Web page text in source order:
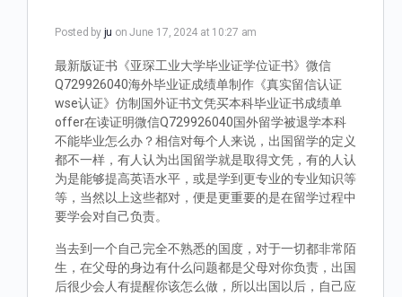
Posted by ju on June 17, 2024 at 10:27 am
最新版证书《亚琛工业大学毕业证学位证书》微信
Q729926040海外毕业证成绩单制作《真实留信认证
wse认证》仿制国外证书文凭买本科毕业证书成绩单
offer在读证明微信Q729926040国外留学被退学本科
不能毕业怎么办？相信对每个人来说，出国留学的定义
都不一样，有人认为出国留学就是取得文凭，有的人认
为是能够提高英语水平，或是学到更专业的专业知识等
等，当然以上这些都对，便是更重要的是在留学过程中
要学会对自己负责。
当去到一个自己完全不熟悉的国度，对于一切都非常陌
生，在父母的身边有什么问题都是父母对你负责，出国
后很少会人有提醒你该怎么做，所以出国以后，自己应